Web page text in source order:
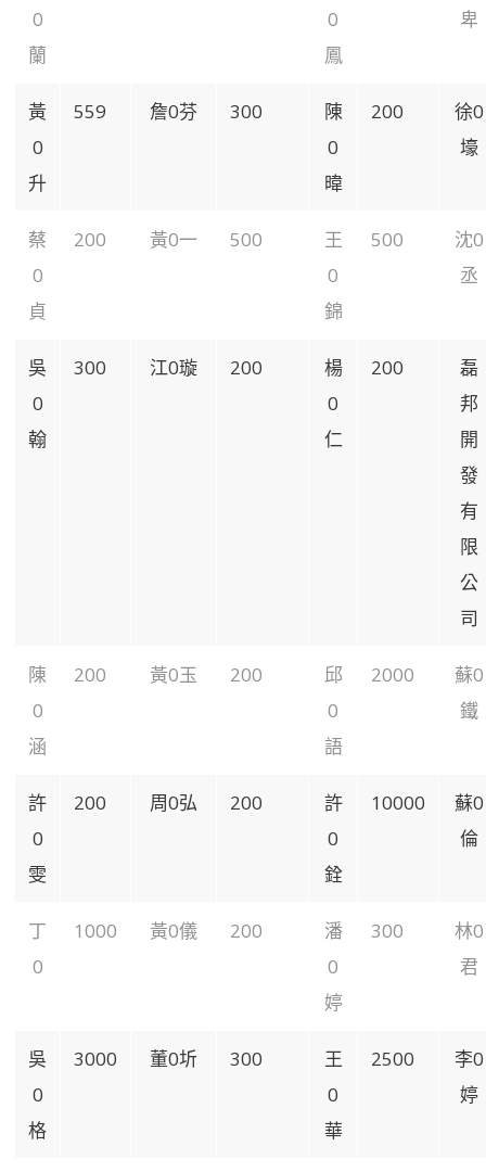
0
蘭
0
鳳
卑
黃
0
升
559 詹0芬 300
陳
0
暐
200
徐0
壕
蔡
0
貞
200 黃0一 500
王
0
錦
500
沈0
丞
吳
0
翰
300 江0璇 200
楊
0
仁
200
磊
邦
開
發
有
限
公
司
陳
0
涵
200 黃0玉 200
邱
0
語
2000
蘇0
鐵
許
0
雯
200 周0弘 200
許
0
銓
10000
蘇0
倫
丁
0
1000 黃0儀 200
潘
0
婷
300
林0
君
吳
0
格
3000 董0圻 300
王
0
華
2500
李0
婷